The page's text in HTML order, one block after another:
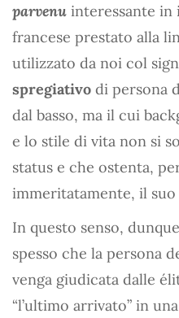
parvenu interessante in
francese prestato alla
utilizzato da noi col
spregiativo di persona
dal basso, ma il cui
e lo stile di vita non si
status e che ostenta,
immeritatamente, il suo
In questo senso,
spesso che la persona
venga giudicata dalle
“l’ultimo arrivato” in